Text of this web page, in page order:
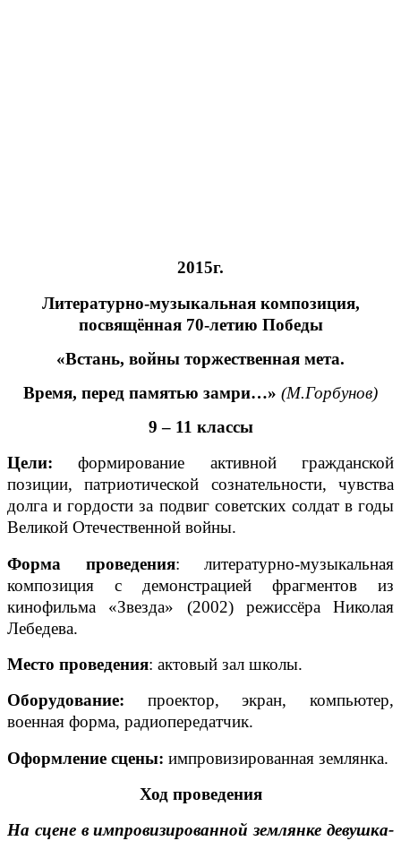
2015г.
Литературно-музыкальная композиция,
посвящённая 70-летию Победы
«Встань, войны торжественная мета.
Время, перед памятью замри…» (М.Горбунов)
9 – 11 классы
Цели:формирование активной гражданской
позиции, патриотической сознательности, чувства
долга и гордости за подвиг советских солдат в годы
Великой Отечественной войны.
Форма проведения: литературно-музыкальная
композиция с демонстрацией фрагментов из
кинофильма «Звезда» (2002) режиссёра Николая
Лебедева.
Место проведения: актовый зал школы.
Оборудование: проектор, экран, компьютер,
военная форма, радиопередатчик.
Оформление сцены: импровизированная землянка.
Ход проведения
На сцене в импровизированной землянке девушка-